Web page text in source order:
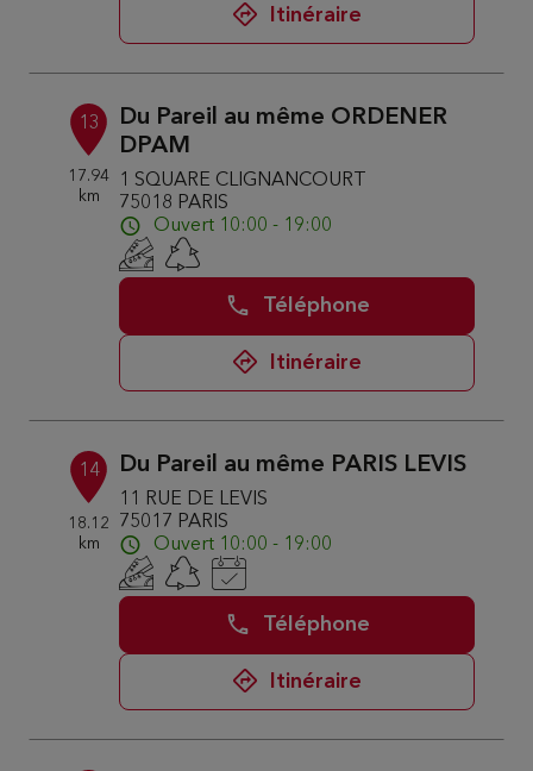
Itinéraire
13
17.94
km
Du Pareil au même ORDENER
DPAM
1 SQUARE CLIGNANCOURT
75018 PARIS
Ouvert 10:00 - 19:00
Téléphone
Itinéraire
14
18.12
km
Du Pareil au même PARIS LEVIS
11 RUE DE LEVIS
75017 PARIS
Ouvert 10:00 - 19:00
Téléphone
Itinéraire